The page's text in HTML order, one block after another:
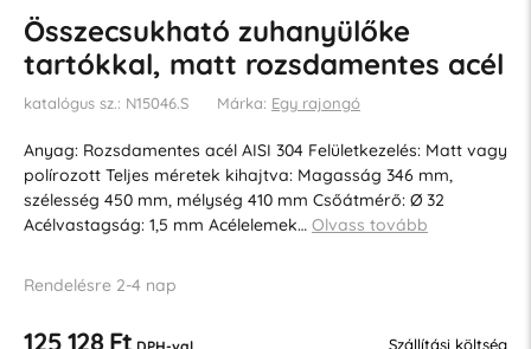
Összecsukható zuhanyülőke
tartókkal, matt rozsdamentes acél
katalógus sz.: N15046.S Márka: Egy rajongó
Anyag: Rozsdamentes acél AISI 304 Felületkezelés: Matt vagy
polírozott Teljes méretek kihajtva: Magasság 346 mm,
szélesség 450 mm, mélység 410 mm Csőátmérő: Ø 32
Acélvastagság: 1,5 mm Acélelemek… Olvass tovább
Rendelésre 2-4 nap
125 128 Ft Szállítási költség